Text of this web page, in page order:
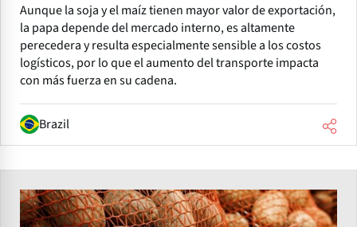
Aunque la soja y el maíz tienen mayor valor de exportación,
la papa depende del mercado interno, es altamente
perecedera y resulta especialmente sensible a los costos
logísticos, por lo que el aumento del transporte impacta
con más fuerza en su cadena.
Brazil